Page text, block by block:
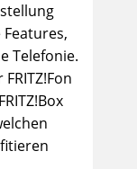
Features,
Telefonie.